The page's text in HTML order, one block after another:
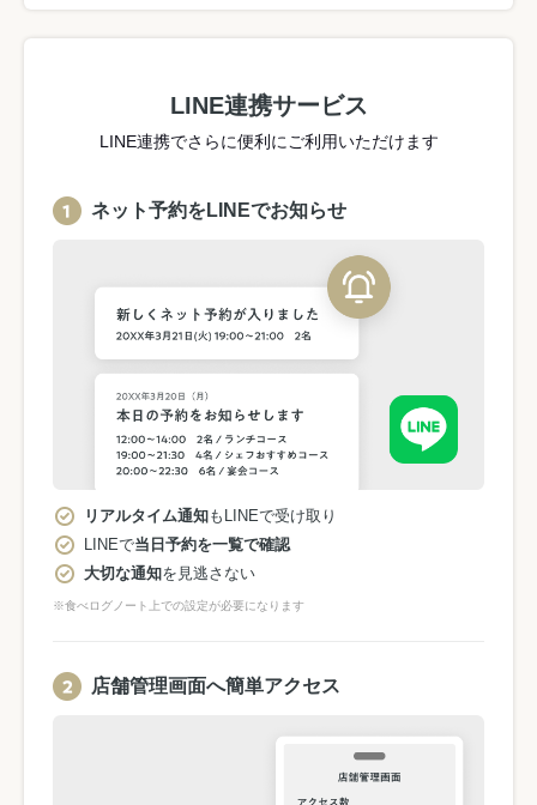
LINE連携サービス
LINE連携でさらに便利にご利用いただけます
ネット予約をLINEでお知らせ
リアルタイム通知もLINEで受け取り
LINEで当日予約を一覧で確認
大切な通知を見逃さない
※食べログノート上での設定が必要になります
店舗管理画面へ簡単アクセス